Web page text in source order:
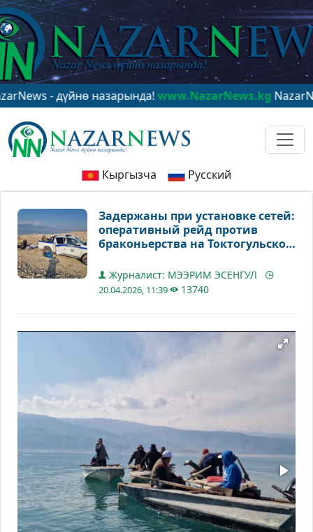
дүйнө назарында!www.NazarNews.kgNazarNews - в
Кыргызча Русский
Задержаны при установке сетей:
оперативный рейд против
браконьерства на Токтогульском
Журналист: МЭЭРИМ ЭСЕНГУЛ
20.04.2026, 11:39 13740